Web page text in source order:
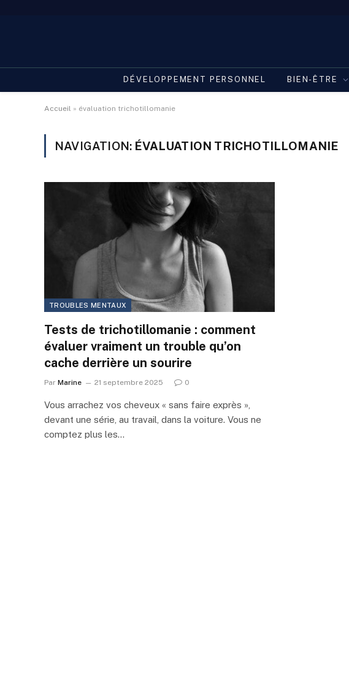
DÉVELOPPEMENT PERSONNEL BIEN-ÊTRE
Accueil » évaluation trichotillomanie
NAVIGATION: ÉVALUATION TRICHOTILLOMANIE
TROUBLES MENTAUX
Tests de trichotillomanie : comment
évaluer vraiment un trouble qu’on
cache derrière un sourire
Par Marine 21 septembre 2025 0
Vous arrachez vos cheveux « sans faire exprès »,
devant une série, au travail, dans la voiture. Vous ne
comptez plus les…